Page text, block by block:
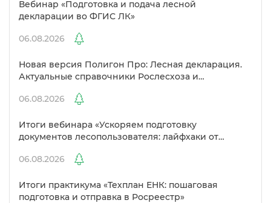
ебинар «Подготовка и подача лесной
декларации во ФГИС ЛК»
06.08.2026
Новая версия Полигон Про: Лесная декларация.
Актуальные справочники Рослесхоза и
06.08.2026
Итоги вебинара «Ускоряем подготовку
документов лесопользователя: лайфхаки от
06.08.2026
Итоги практикума «Техплан ЕНК: пошаговая
подготовка и отправка в Росреестр»